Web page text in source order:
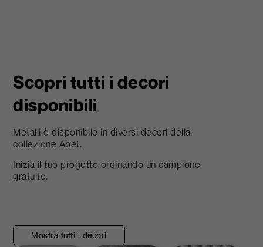
Scopri tutti i decori
disponibili
Metalli è disponibile in diversi decori della
collezione Abet.
Inizia il tuo progetto ordinando un campione
gratuito.
Mostra tutti i decori